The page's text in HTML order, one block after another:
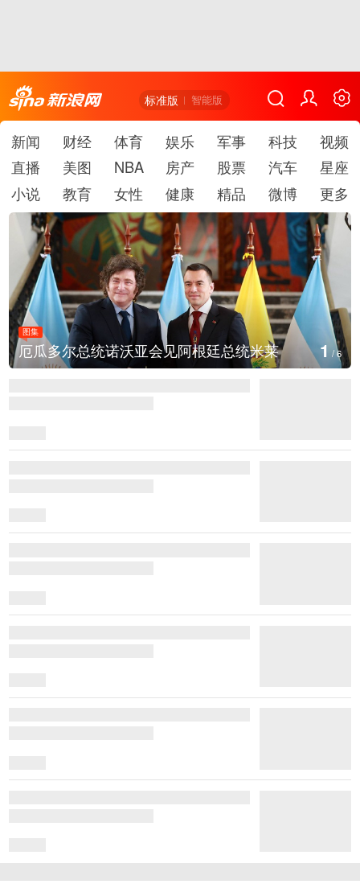
标准版 智能版
新闻 财经 体育 娱乐 军事 科技
视频
直播
美图 NBA 房产 股票 汽车
星座
小说
教育 女性 健康 精品 微博 更多
图集
厄瓜多尔总统诺沃亚会见阿根廷总统米莱 1/6